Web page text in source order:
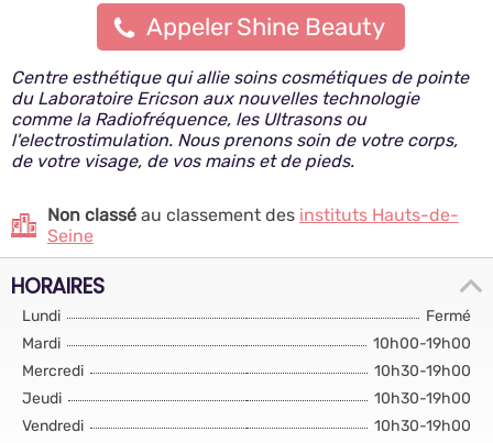
Appeler Shine Beauty
Centre esthétique qui allie soins cosmétiques de pointe
du Laboratoire Ericson aux nouvelles technologie
comme la Radiofréquence, les Ultrasons ou
l'electrostimulation. Nous prenons soin de votre corps,
de votre visage, de vos mains et de pieds.
Non classéau classement des instituts Hauts-de-
Seine
HORAIRES
Lundi
Fermé
Mardi
10h00-19h00
Mercredi
10h30-19h00
Jeudi
10h30-19h00
Vendredi
10h30-19h00